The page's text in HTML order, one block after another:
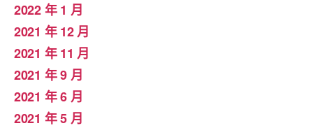
2022 年 1 月
2021 年 12 月
2021 年 11 月
2021 年 9 月
2021 年 6 月
2021 年 5 月